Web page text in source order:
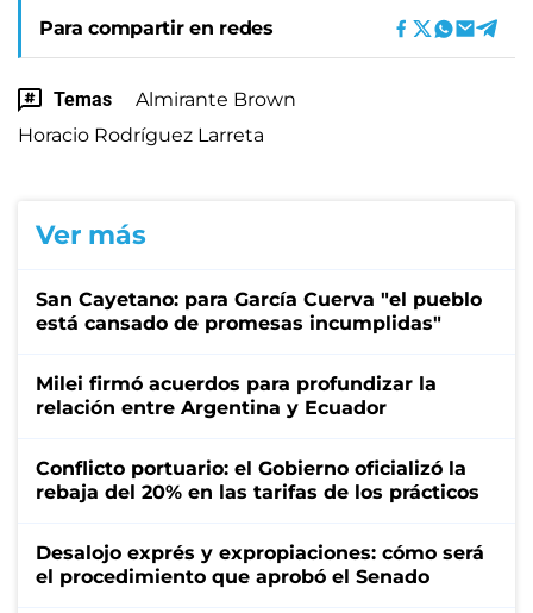
Para compartir en redes
Temas
Almirante Brown
Horacio Rodríguez Larreta
Ver más
San Cayetano: para García Cuerva "el pueblo
está cansado de promesas incumplidas"
Milei firmó acuerdos para profundizar la
relación entre Argentina y Ecuador
Conflicto portuario: el Gobierno oficializó la
rebaja del 20% en las tarifas de los prácticos
Desalojo exprés y expropiaciones: cómo será
el procedimiento que aprobó el Senado